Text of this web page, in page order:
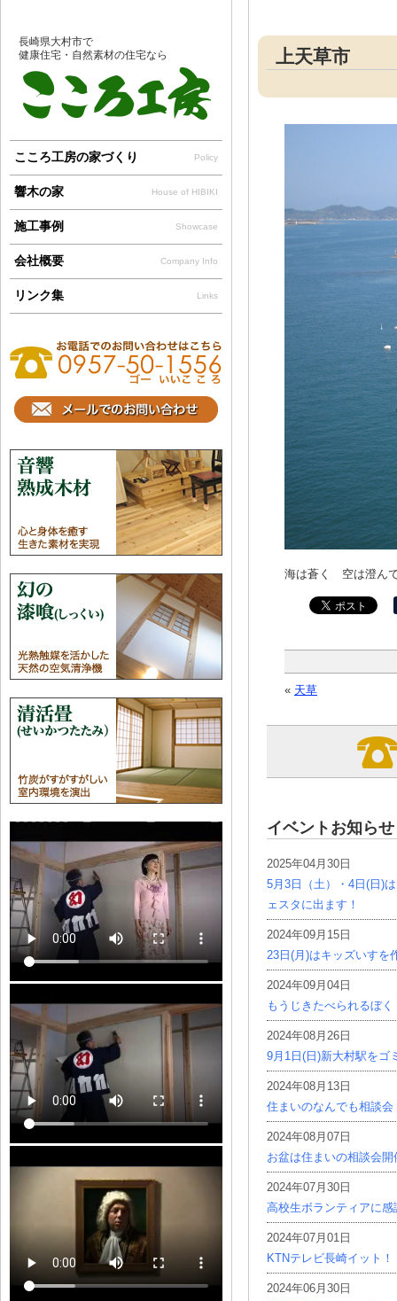
上天草市
海は蒼く 空は澄ん
« 天草
イベントお知らせ
2025年04月30日
5月3日（土）・4日(日)
ェスタに出ます！
2024年09月15日
23日(月)はキッズいすを
2024年09月04日
もうじきたべられるぼく
2024年08月26日
9月1日(日)新大村駅をゴ
2024年08月13日
住まいのなんでも相談会
2024年08月07日
お盆は住まいの相談会開
2024年07月30日
高校生ボランティアに感
2024年07月01日
KTNテレビ長崎イット！
2024年06月30日
長崎県大村市で
健康住宅・自然素材の住宅なら
こころ工房の家づくり Policy
響木の家 House of HIBIKI
施工事例 Showcase
会社概要 Company Info
リンク集 Links